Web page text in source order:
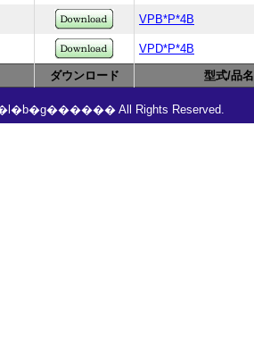
ダウンロード 型式/品名
VPB*P*4B
VPD*P*4B
All Rights Reserved.